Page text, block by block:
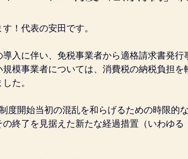
！代表の安田です。
導入に伴い、免税事業者から適格請求書発
模事業者については、消費税の納税負担を
た。
度開始当初の混乱を和らげるための時限的
終了を見据えた新たな経過措置（いわゆる